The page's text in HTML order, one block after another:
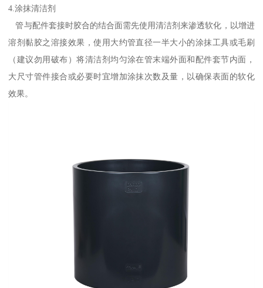
4.涂抹清洁剂
管与配件套接时胶合的结合面需先使用清洁剂来渗透软化，以增进
溶剂黏胶之溶接效果，使用大约管直径一半大小的涂抹工具或毛刷
（建议勿用破布）将清洁剂均匀涂在管末端外面和配件套节内面，
大尺寸管件接合或必要时宜增加涂抹次数及量，以确保表面的软化
效果。